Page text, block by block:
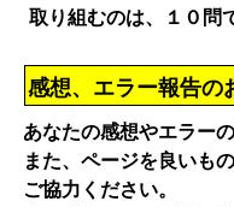
取り組むのは、１０問
感想、エラー報告の
あなたの感想やエラー
また、ページを良いも
ご協力ください。